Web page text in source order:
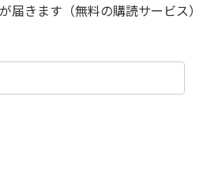
届きます（無料の購読サービス）